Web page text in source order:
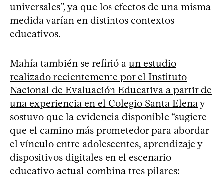
universales”, ya que los efectos de una misma
medida varían en distintos contextos
educativos.
Mahía también se refirió a un estudio
realizado recientemente por el Instituto
Nacional de Evaluación Educativa a partir de
una experiencia en el Colegio Santa Elenay
sostuvo que la evidencia disponible “sugiere
que el camino más prometedor para abordar
el vínculo entre adolescentes, aprendizaje y
dispositivos digitales en el escenario
educativo actual combina tres pilares: